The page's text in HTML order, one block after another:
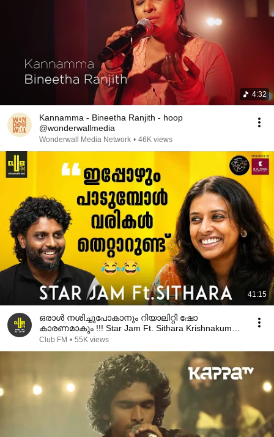
4:32
Kannamma - Bineetha Ranjith - hoop
@wonderwallmedia
Wonderwall Media Network • 46K views
41:15
ഒരാൾ നശിച്ചുപോകാനും റിയാലിറ്റി ഷോ
കാരണമാകും !!! Star Jam Ft. Sithara Krishnakumar |
RJ Rafi
Club FM • 55K views